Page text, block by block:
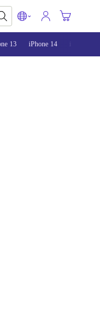
13 iPhone 14 iPhone 15